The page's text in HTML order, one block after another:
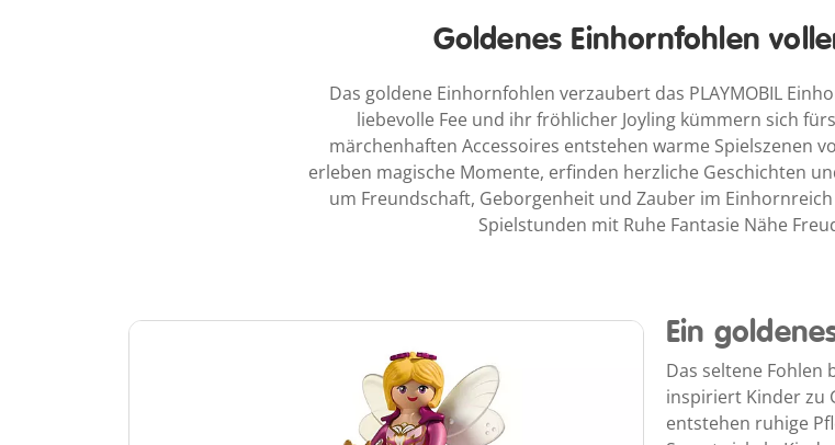
Goldenes Einhornfohlen
Das goldene Einhornfohlen verzaubert das PLAYMOBIL
liebevolle Fee und ihr fröhlicher Joyling kümmern sich
märchenhaften Accessoires entstehen warme Spielszenen
erleben magische Momente, erfinden herzliche Geschichten
um Freundschaft, Geborgenheit und Zauber im
Spielstunden mit Ruhe Fantasie Nähe
Ein
Das seltene Fohlen
inspiriert Kinder zu
entstehen ruhige